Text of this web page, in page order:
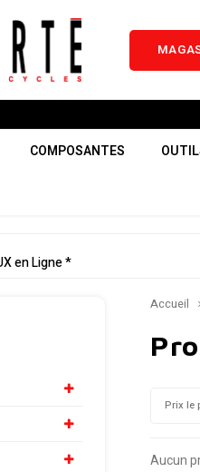
COMPOSANTES
en Ligne *
Accueil
Prix le
Aucun